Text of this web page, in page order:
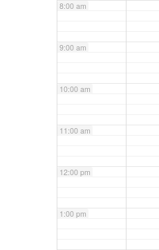
8:00 am
9:00 am
10:00 am
11:00 am
12:00 pm
1:00 pm